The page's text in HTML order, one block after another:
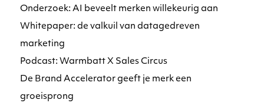
Onderzoek: AI beveelt merken willekeurig aan
Whitepaper: de valkuil van datagedreven
marketing
Podcast: Warmbatt X Sales Circus
De Brand Accelerator geeft je merk een
groeisprong